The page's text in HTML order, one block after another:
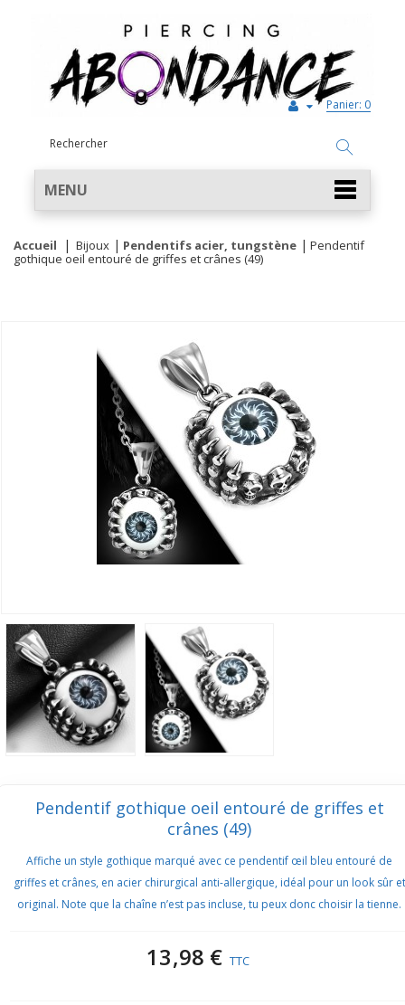
Panier: 0
MENU
Accueil Bijoux Pendentifs acier, tungstène
Pendentif
gothique oeil entouré de griffes et crânes (49)
Pendentif gothique oeil entouré de griffes et
crânes (49)
Affiche un style gothique marqué avec ce pendentif œil bleu entouré de
griffes et crânes, en acier chirurgical anti-allergique, idéal pour un look sûr et
original. Note que la chaîne n’est pas incluse, tu peux donc choisir la tienne.
13,98 € TTC